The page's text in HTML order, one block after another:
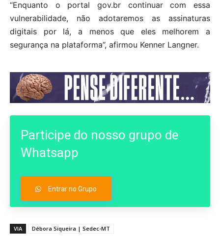
“Enquanto o portal gov.br continuar com essa
vulnerabilidade, não adotaremos as assinaturas
digitais por lá, a menos que eles melhorem a
segurança na plataforma”, afirmou Kenner Langner.
Participe do nosso grupo de
Whatsapp
Entrar no Grupo
VIA Débora Siqueira | Sedec-MT